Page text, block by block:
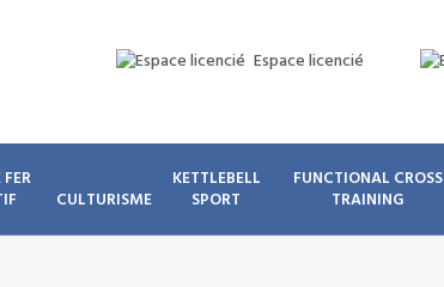
Espace licencié
CULTURISME
KETTLEBELL
SPORT
FUNCTIONAL CROSS
TRAINING